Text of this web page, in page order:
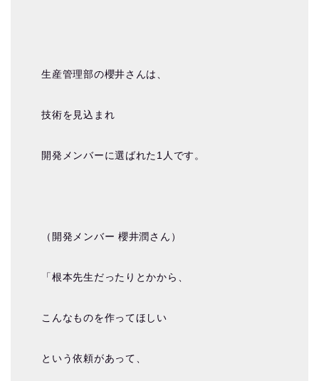
生産管理部の櫻井さんは、
技術を見込まれ
開発メンバーに選ばれた1人です。
（開発メンバー 櫻井潤さん）
「根本先生だったりとかから、
こんなものを作ってほしい
という依頼があって、